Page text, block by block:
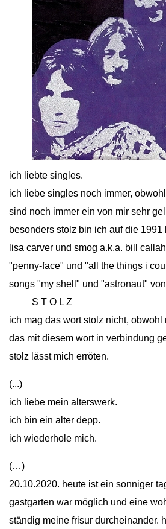
ich liebte singles.
ich liebe singles noch immer,
sind noch immer ein von mir sehr
besonders stolz bin ich auf die
lisa carver und smog a.k.a. bill
"penny-face" und "all the things i
songs "my shell" und "astronaut"
S T O L Z
ich mag das wort stolz nicht,
das mit diesem wort in verbindung
stolz lässt mich erröten.
(...)
ich liebe mein alterswerk.
ich bin ein alter depp.
ich wiederhole mich.
(…)
20.10.2020. heute ist ein sonniger
gastgarten war möglich und eine
ständig meine frisur durcheinander.